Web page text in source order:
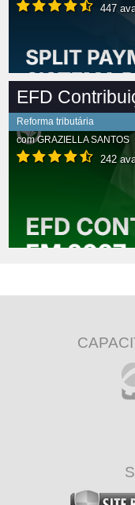
447
EFD
Reforma tributária
comGRAZIELLA SANTOS
242